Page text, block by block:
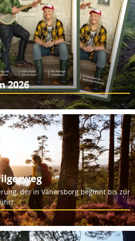
2026
der in Vänersborg beginnt bis zur